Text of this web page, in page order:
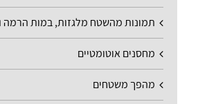
תמונות מהשטח מלגזות, במות הרמה
מחסנים אוטומטיים
מהפך משטחים